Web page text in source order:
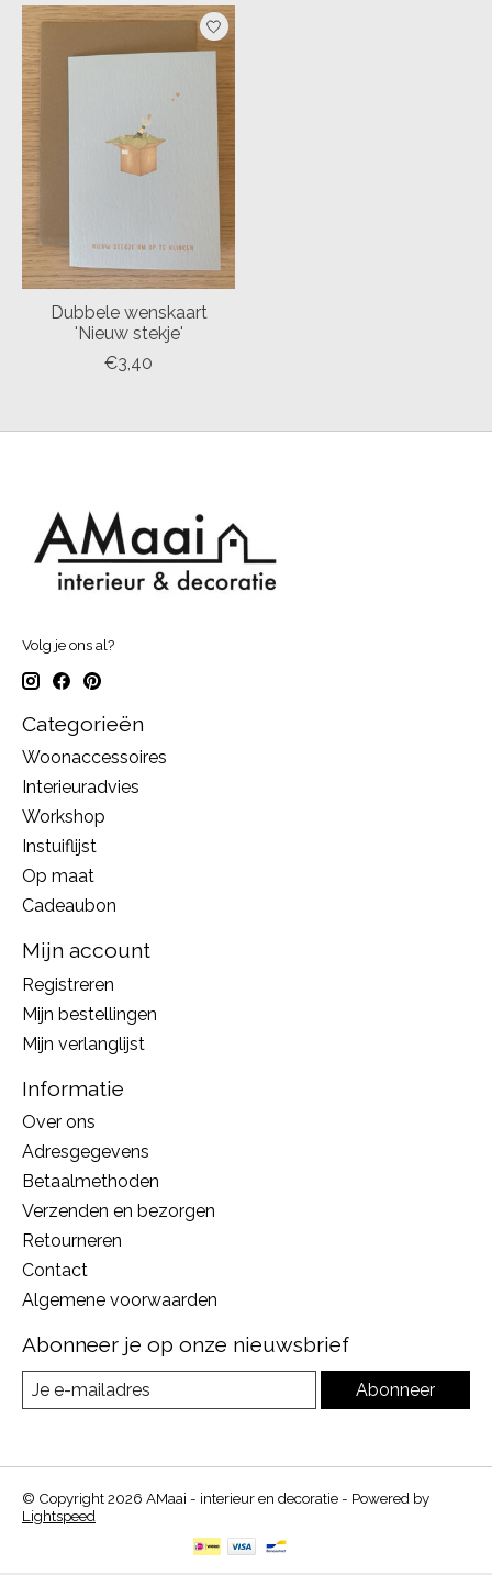
Items van productcarrousel
Dubbele wenskaart
'Nieuw stekje'
€3,40
Volg je ons al?
Categorieën
Woonaccessoires
Interieuradvies
Workshop
Instuiflijst
Op maat
Cadeaubon
Mijn account
Registreren
Mijn bestellingen
Mijn verlanglijst
Informatie
Over ons
Adresgegevens
Betaalmethoden
Verzenden en bezorgen
Retourneren
Contact
Algemene voorwaarden
Abonneer je op onze nieuwsbrief
Abonneer
© Copyright 2026 AMaai - interieur en decoratie - Powered by
Lightspeed